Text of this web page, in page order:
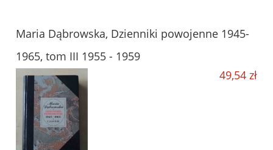
Maria Dąbrowska, Dzienniki powojenne 1945-
1965, tom III 1955 - 1959
49,54 zł